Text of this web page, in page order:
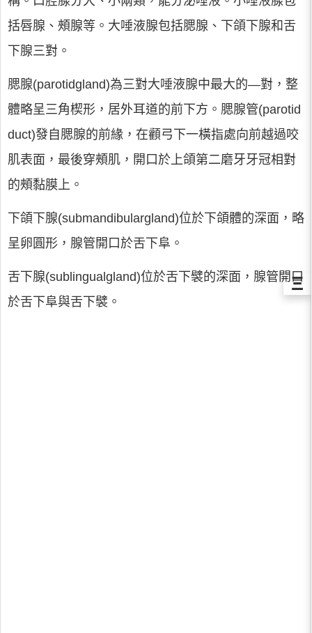
括唇腺、頰腺等。大唾液腺包括腮腺、下頜下腺和舌
下腺三對。
腮腺(parotidgland)為三對大唾液腺中最大的—對，整
體略呈三角楔形，居外耳道的前下方。腮腺管(parotid
duct)發自腮腺的前緣，在顴弓下一橫指處向前越過咬
肌表面，最後穿頰肌，開口於上頜第二磨牙牙冠相對
的頰黏膜上。
下頜下腺(submandibulargland)位於下頜體的深面，略
呈卵圓形，腺管開口於舌下阜。
舌下腺(sublingualgland)位於舌下襞的深面，腺管開口
於舌下阜與舌下襞。
Ξ